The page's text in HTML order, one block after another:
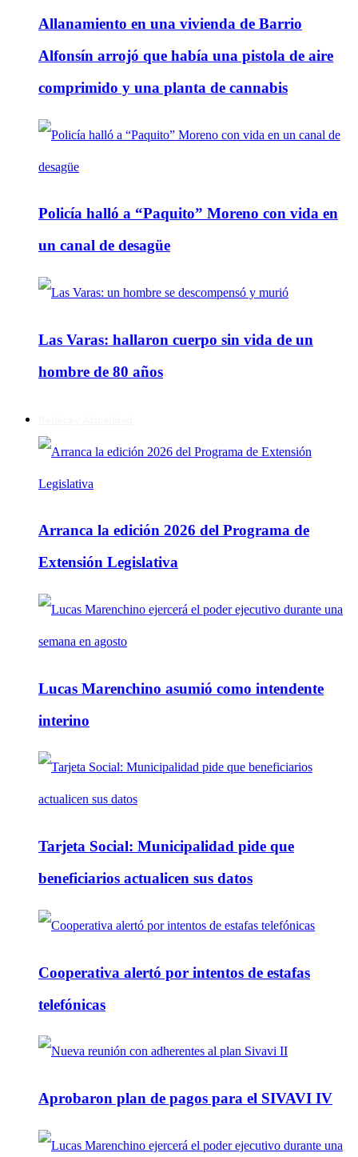
Allanamiento en una vivienda de Barrio
Alfonsín arrojó que había una pistola de aire
comprimido y una planta de cannabis
Policía halló a “Paquito” Moreno con vida en
un canal de desagüe
Las Varas: hallaron cuerpo sin vida de un
hombre de 80 años
Arranca la edición 2026 del Programa de
Extensión Legislativa
Lucas Marenchino asumió como intendente
interino
Tarjeta Social: Municipalidad pide que
beneficiarios actualicen sus datos
Cooperativa alertó por intentos de estafas
telefónicas
Aprobaron plan de pagos para el SIVAVI IV